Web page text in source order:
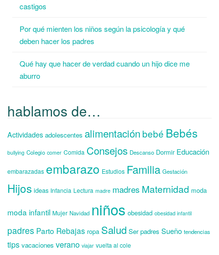
castigos
Por qué mienten los niños según la psicología y qué
deben hacer los padres
Qué hay que hacer de verdad cuando un hijo dice me
aburro
hablamos de…
Actividades adolescentes alimentación bebé Bebés
bullying Colegio comer Comida Consejos Descanso Dormir Educación
embarazadas embarazo Estudios Familia Gestación
Hijos ideas Infancia Lectura madre madres Maternidad moda
moda infantil Mujer Navidad niños obesidad obesidad infantil
padres Parto Rebajas ropa Salud Ser padres Sueño tendencias
tips vacaciones verano viajar vuelta al cole